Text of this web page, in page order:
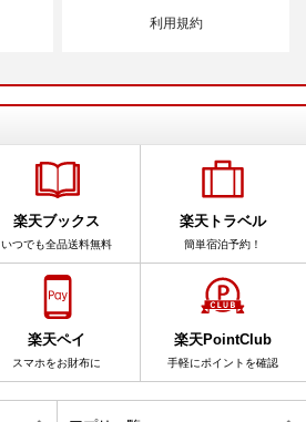
利用規約
楽天ブックス
いつでも全品送料無料
楽天トラベル
簡単宿泊予約！
楽天ペイ
スマホをお財布に
楽天PointClub
手軽にポイントを確認